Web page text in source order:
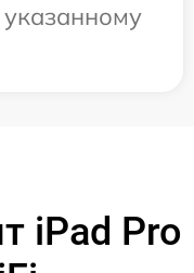
указанному
iPad Pro